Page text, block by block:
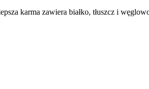
karma zawiera białko, tłuszcz i